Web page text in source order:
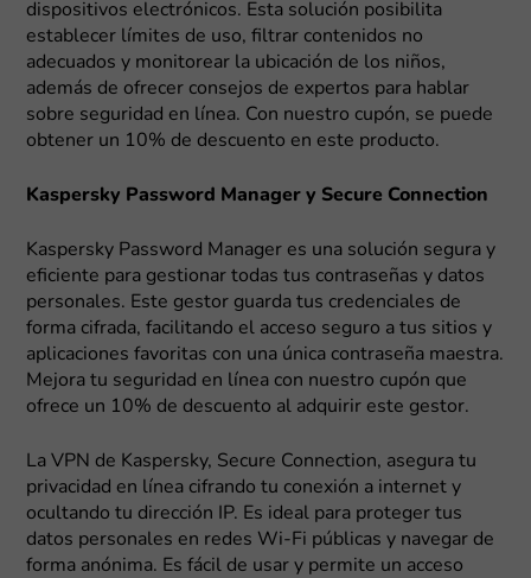
dispositivos electrónicos. Esta solución posibilita
establecer límites de uso, filtrar contenidos no
adecuados y monitorear la ubicación de los niños,
además de ofrecer consejos de expertos para hablar
sobre seguridad en línea. Con nuestro cupón, se puede
obtener un 10% de descuento en este producto.
Kaspersky Password Manager y Secure Connection
Kaspersky Password Manager es una solución segura y
eficiente para gestionar todas tus contraseñas y datos
personales. Este gestor guarda tus credenciales de
forma cifrada, facilitando el acceso seguro a tus sitios y
aplicaciones favoritas con una única contraseña maestra.
Mejora tu seguridad en línea con nuestro cupón que
ofrece un 10% de descuento al adquirir este gestor.
La VPN de Kaspersky, Secure Connection, asegura tu
privacidad en línea cifrando tu conexión a internet y
ocultando tu dirección IP. Es ideal para proteger tus
datos personales en redes Wi-Fi públicas y navegar de
forma anónima. Es fácil de usar y permite un acceso